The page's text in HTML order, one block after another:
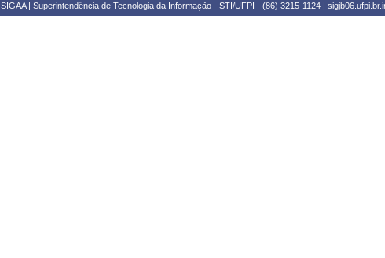
SIGAA | Superintendência de Tecnologia da Informação - STI/UFPI - (86) 3215-1124 |